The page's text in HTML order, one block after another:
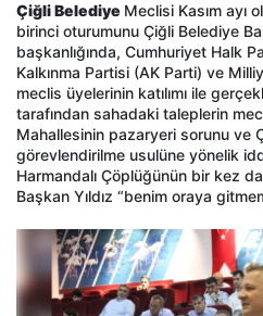
Çiğli Belediye Meclisi Kasım ayı
birinci oturumunu Çiğli Belediye
başkanlığında, Cumhuriyet Halk
Kalkınma Partisi (AK Parti) ve
meclis üyelerinin katılımı ile
tarafından sahadaki taleplerin
Mahallesinin pazaryeri sorunu ve
görevlendirilme usulüne yönelik
Harmandalı Çöplüğünün bir kez
Başkan Yıldız “benim oraya